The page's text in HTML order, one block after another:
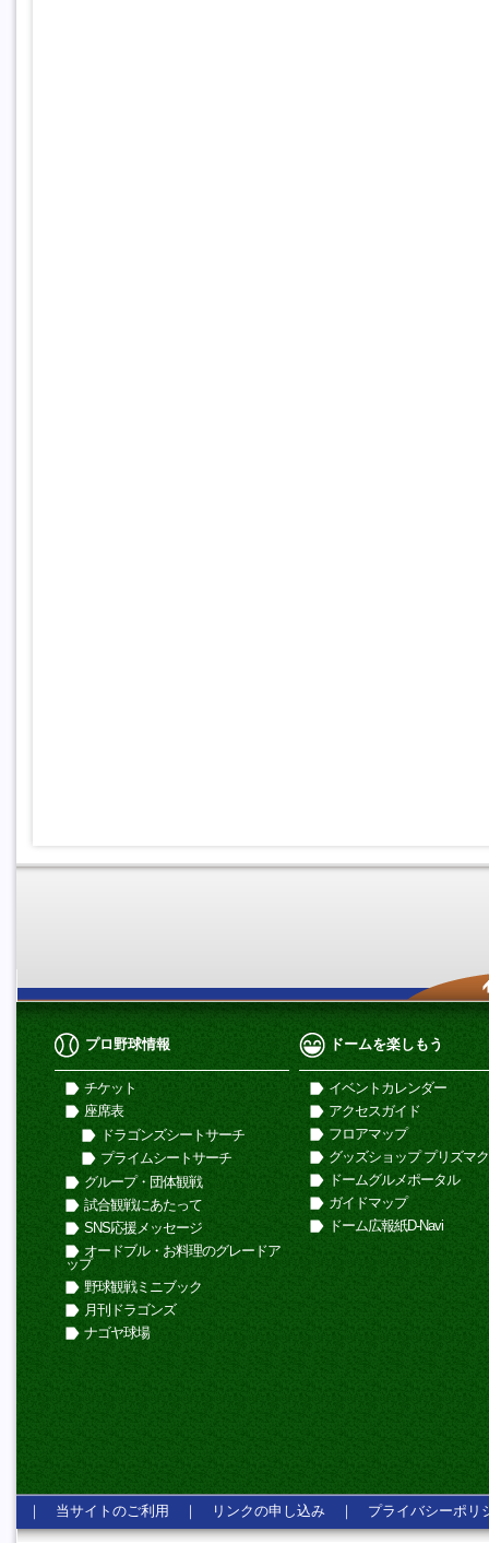
プロ野球情報
チケット
座席表
ドラゴンズシートサーチ
プライムシートサーチ
グループ・団体観戦
試合観戦にあたって
SNS応援メッセージ
オードブル・お料理のグレードア
ップ
野球観戦ミニブック
月刊ドラゴンズ
ナゴヤ球場
ドームを楽しもう
イベントカレンダー
アクセスガイド
フロアマップ
グッズショップ プリズマ
ドームグルメポータル
ガイドマップ
ドーム広報紙D-Navi
｜ 当サイトのご利用 ｜ リンクの申し込み ｜ プライバシーポリ